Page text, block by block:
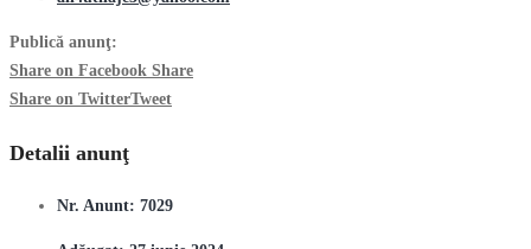
Publică anunţ:
Share on Facebook Share
Share on TwitterTweet
Detalii anunţ
Nr. Anunt: 7029